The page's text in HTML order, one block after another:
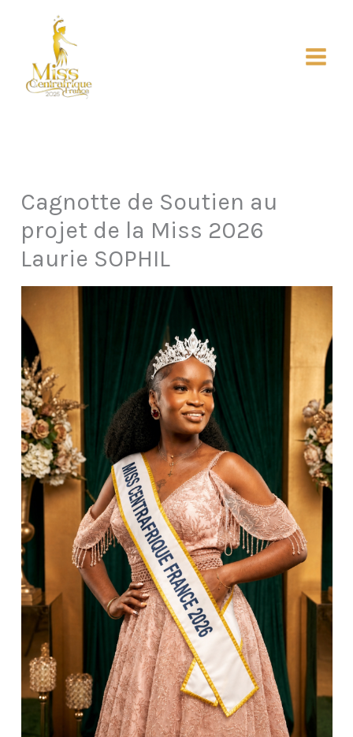
Main
Cagnotte de Soutien au
projet de la Miss 2026
Laurie SOPHIL